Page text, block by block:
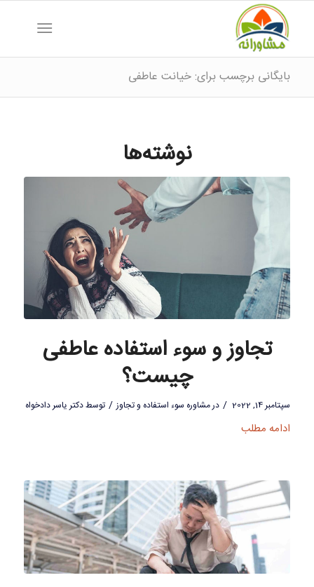
بایگانی برچسب برای: خیانت عاطفی
نوشته‌ها
تجاوز و سوء استفاده عاطفی
چیست؟
سپتامبر 14, 2022 / درمشاوره سوء استفاده و تجاوز / توسطدکتر یاسر دادخواه
ادامه مطلب